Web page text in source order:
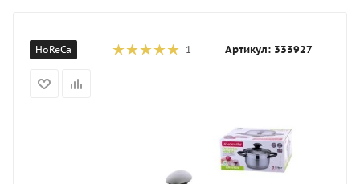
HoReCa 1 Артикул: 333927